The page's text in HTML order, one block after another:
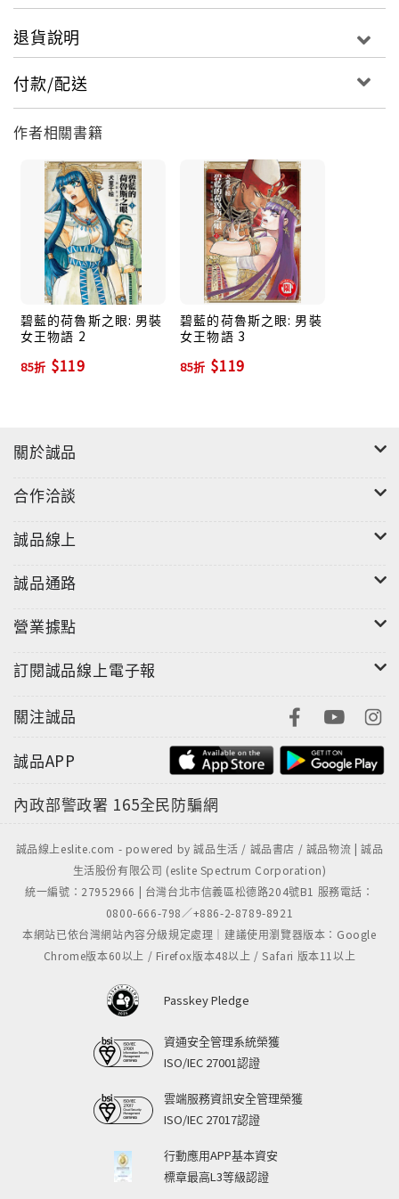
退貨說明
付款/配送
作者相關書籍
碧藍的荷魯斯之眼: 男裝
女王物語 2
85折 $119
碧藍的荷魯斯之眼: 男裝
女王物語 3
85折 $119
關於誠品
合作洽談
誠品線上
誠品通路
營業據點
訂閱誠品線上電子報
關注誠品
誠品APP
內政部警政署 165全民防騙網
誠品線上eslite.com - powered by 誠品生活 / 誠品書店 / 誠品物流 | 誠品
生活股份有限公司 (eslite Spectrum Corporation)
統一編號：27952966 | 台灣台北市信義區松德路204號B1 服務電話：
0800-666-798／+886-2-8789-8921
本網站已依台灣網站內容分級規定處理｜建議使用瀏覽器版本：Google
Chrome版本60以上 / Firefox版本48以上 / Safari 版本11以上
Passkey Pledge
資通安全管理系統榮獲
ISO/IEC 27001認證
雲端服務資訊安全管理榮獲
ISO/IEC 27017認證
行動應用APP基本資安
標章最高L3等級認證